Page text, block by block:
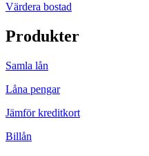
Värdera bostad
Produkter
Samla lån
Låna pengar
Jämför kreditkort
Billån